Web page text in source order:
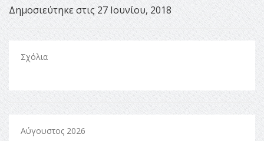
Δημοσιεύτηκε στις 27 Ιουνίου, 2018
Σχόλια
Αύγουστος 2026